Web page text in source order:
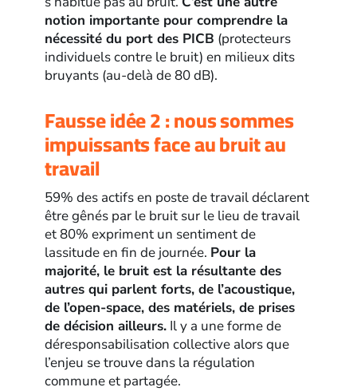
notion importante pour comprendre la
nécessité du port des PICB (protecteurs
individuels contre le bruit) en milieux dits
bruyants (au-delà de 80 dB).
Fausse idée 2 : nous sommes
impuissants face au bruit au
travail
59% des actifs en poste de travail déclarent
être gênés par le bruit sur le lieu de travail
et 80% expriment un sentiment de
lassitude en fin de journée. Pour la
majorité, le bruit est la résultante des
autres qui parlent forts, de l’acoustique,
de l’open-space, des matériels, de prises
de décision ailleurs. Il y a une forme de
déresponsabilisation collective alors que
l’enjeu se trouve dans la régulation
commune et partagée.